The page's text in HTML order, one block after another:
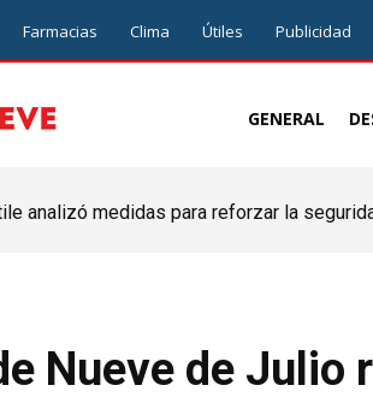
Farmacias Clima Útiles Publicidad
GENERAL
analizó medidas para reforzar la
Nueve de Julio